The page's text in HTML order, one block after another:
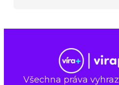
Všechna práva